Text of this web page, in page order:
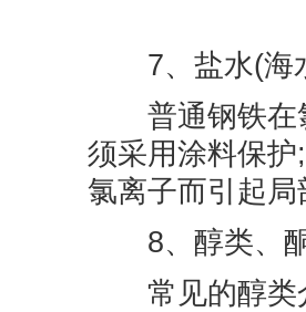
7、盐水(海
普通钢铁在氯
须采用涂料保
氯离子而引起
8、醇类、酮
常见的醇类介